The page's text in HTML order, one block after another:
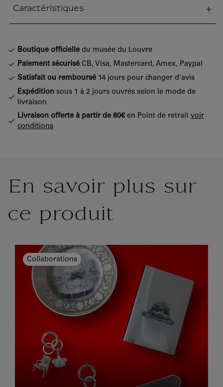
Caractéristiques
Boutique officielle du musée du Louvre
Paiement sécurisé CB, Visa, Mastercard, Amex, Paypal
Satisfait ou remboursé 14 jours pour changer d'avis
Expédition sous 1 à 2 jours ouvrés selon le mode de
livraison
Livraison offerte à partir de 80€en Point de retrait voir
conditions
En savoir plus sur
ce produit
Collaborations